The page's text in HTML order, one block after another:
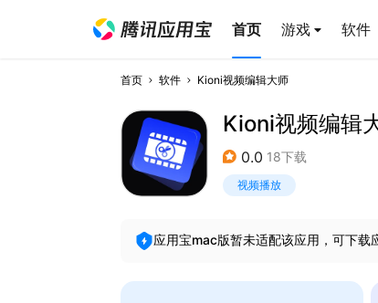
首页 游戏 软件
首页 软件 Kioni视频编辑大师
Kioni视频编辑
0.0 18下载
视频播放
应用宝mac版暂未适配该应用，可下载